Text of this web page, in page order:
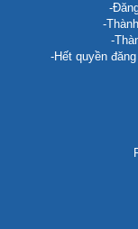
-
-
-
-Hết quyền